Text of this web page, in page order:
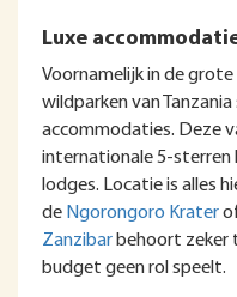
Luxe
Voornamelijk in de
wildparken van
accommodaties. Deze
internationale 5-
lodges. Locatie is alles
de Ngorongoro Krater
Zanzibar behoort zeker
budget geen rol speelt.